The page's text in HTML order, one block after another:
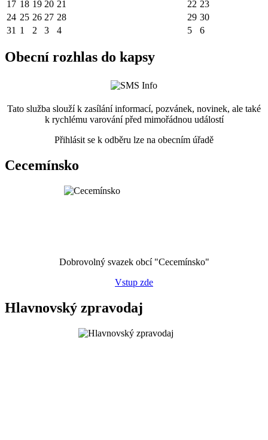
17 18 19 20 21 22 23
24 25 26 27 28 29 30
31 1 2 3 4 5 6
Obecní rozhlas do kapsy
Tato služba slouží k zasílání informací, pozvánek, novinek, ale také
k rychlému varování před mimořádnou událostí
Přihlásit se k odběru lze na obecním úřadě
Cecemínsko
Dobrovolný svazek obcí "Cecemínsko"
Vstup zde
Hlavnovský zpravodaj